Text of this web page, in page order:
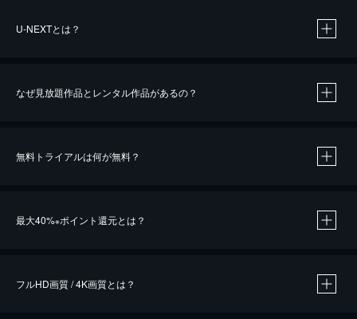
U-NEXTとは？
なぜ見放題作品とレンタル作品があるの？
無料トライアルは何が無料？
最大40%※ポイント還元とは？
フルHD画質 / 4K画質とは？